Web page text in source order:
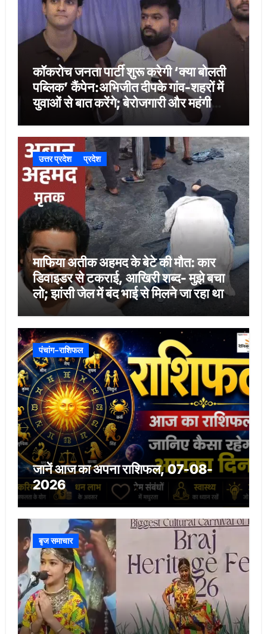
कॉकरोच जनता पार्टी शुरू करेगी ‘क्या बोलती
पब्लिक’ कैंपेन:अभिजीत दीपके गांव-शहरों में
युवाओं से बात करेंगे; बेरोजगारी और महंगी
उत्तर प्रदेश प्रदेश
माफिया अतीक अहमद के बेटे की मौत: कार
डिवाइडर से टकराई, आखिरी शब्द- मुझे बचा
लो; झांसी जेल में बंद भाई से मिलने जा रहा था
पंचांग-राशिफल
जानें आज का अपना राशिफल, 07-08-
2026
बृज समाचार